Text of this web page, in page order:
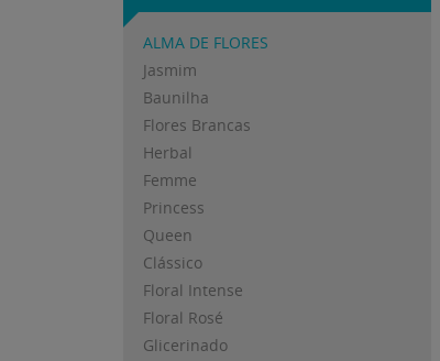
ALMA DE FLORES
Jasmim
Baunilha
Flores Brancas
Herbal
Femme
Princess
Queen
Clássico
Floral Intense
Floral Rosé
Glicerinado